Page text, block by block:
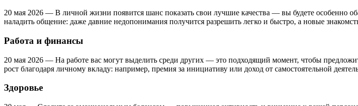
20 мая 2026 — В личной жизни появится шанс показать свои лучшие качества — вы будете особенно
наладить общение: даже давние недопонимания получится разрешить легко и быстро, а новые
Работа и финансы
20 мая 2026 — На работе вас могут выделить среди других — это подходящий момент, чтобы
рост благодаря личному вкладу: например, премия за инициативу или доход от самостоятельной
Здоровье